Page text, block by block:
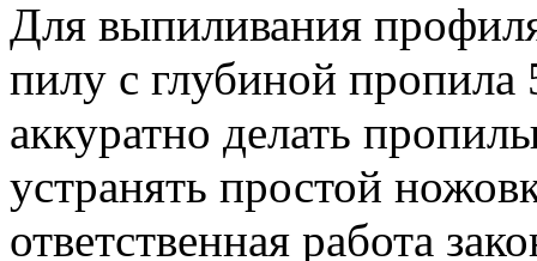
Для выпиливания
пилу с глубиной
аккуратно делать
устранять простой
ответственная работа